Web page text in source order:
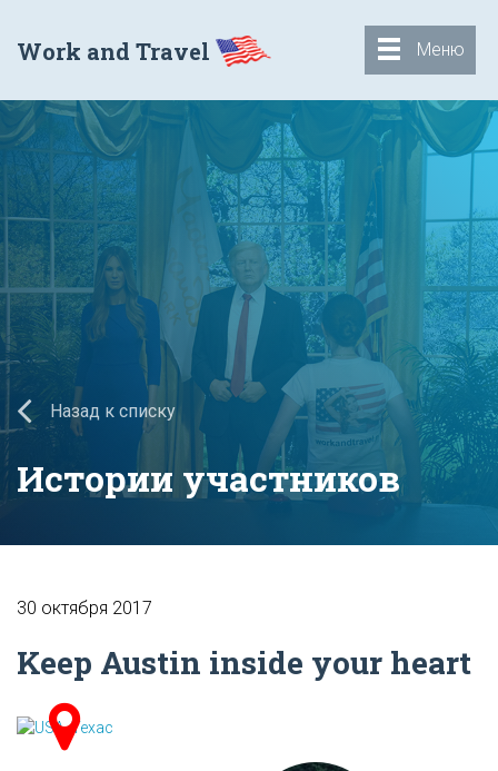
Меню
Work and Travel
Назад к списку
Истории участников
30 октября 2017
Keep Austin inside your heart